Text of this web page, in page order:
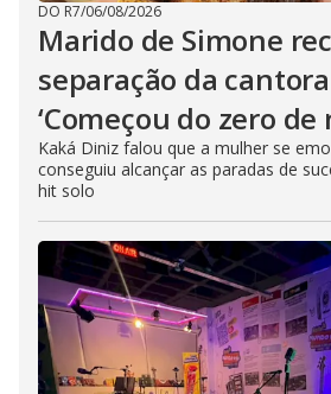
DO R7/06/08/2026
Marido de Simone
separação da
‘Começou do zero de
Kaká Diniz falou que a mulher se
conseguiu alcançar as paradas de
hit solo